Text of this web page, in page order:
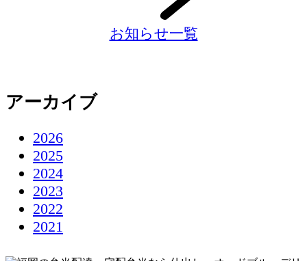
お知らせ一覧
アーカイブ
2026
2025
2024
2023
2022
2021